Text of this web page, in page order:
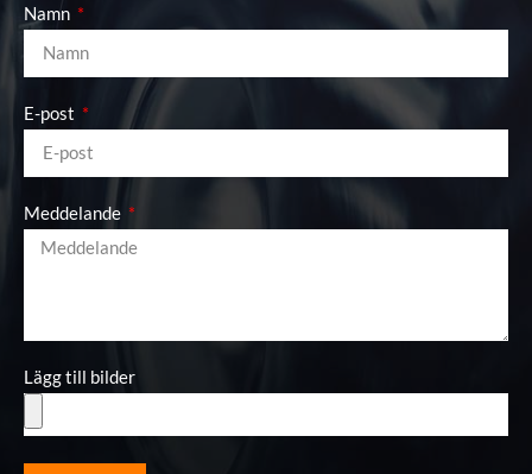
Namn
E-post
Meddelande
Lägg till bilder